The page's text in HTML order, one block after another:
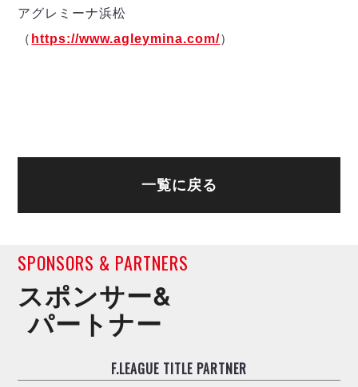
ヴォスクオーレ仙台
マルバ水戸FC
ミラクルスマイル新居浜
アグレミーナ浜松
（ https://www.agleymina.com/）
一覧に戻る
SPONSORS & PARTNERS
スポンサー&
パートナー
F.LEAGUE TITLE PARTNER